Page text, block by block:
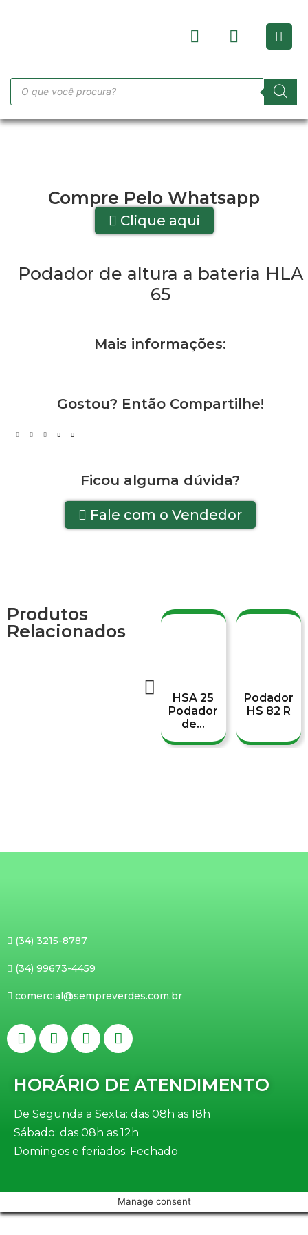
Compre Pelo Whatsapp
Clique aqui
Podador de altura a bateria HLA
65
Mais informações:
Gostou? Então Compartilhe!
Ficou alguma dúvida?
Fale com o Vendedor
Produtos
Relacionados
HSA 25
Podador
de...
Podador
HS 82 R
(34) 3215-8787
(34) 99673-4459
comercial@sempreverdes.com.br
HORÁRIO DE ATENDIMENTO
De Segunda a Sexta: das 08h as 18h
Sábado: das 08h as 12h
Domingos e feriados: Fechado
Manage consent